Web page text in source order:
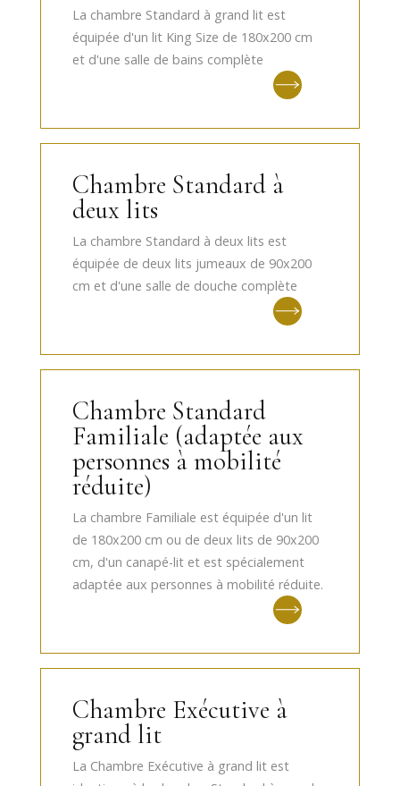
La chambre Standard à grand lit est
équipée d'un lit King Size de 180x200 cm
et d'une salle de bains complète
Chambre Standard à
deux lits
La chambre Standard à deux lits est
équipée de deux lits jumeaux de 90x200
cm et d'une salle de douche complète
Chambre Standard
Familiale (adaptée aux
personnes à mobilité
réduite)
La chambre Familiale est équipée d'un lit
de 180x200 cm ou de deux lits de 90x200
cm, d'un canapé-lit et est spécialement
adaptée aux personnes à mobilité réduite.
Chambre Exécutive à
grand lit
La Chambre Exécutive à grand lit est